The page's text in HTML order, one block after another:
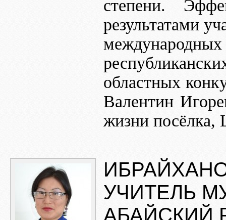
степени.
результатами
областных
Валентин
жизни посёлка,
УЧИТЕЛЬ
АБАЙСКИЙ